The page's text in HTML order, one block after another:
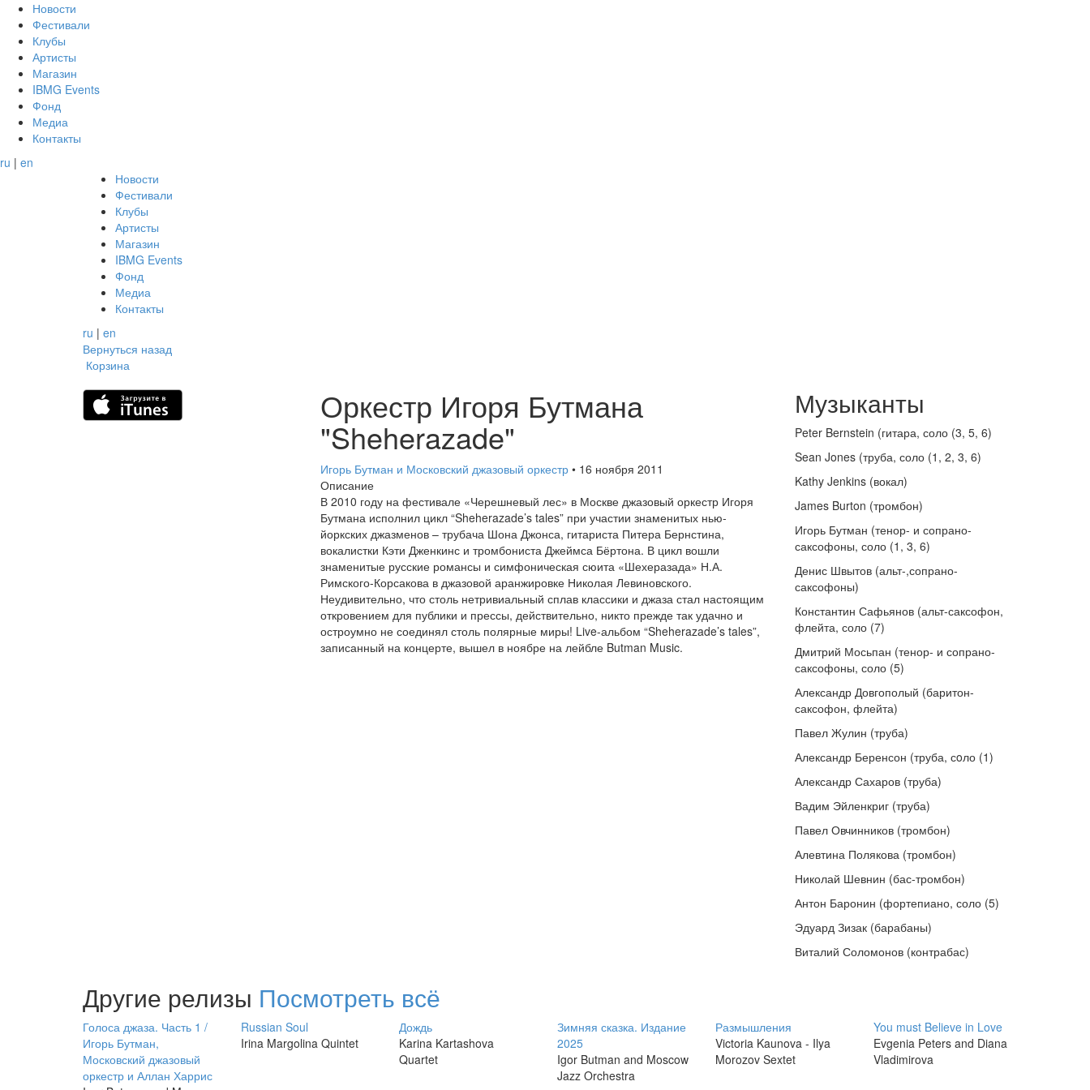
Новости
Фестивали
Клубы
Артисты
Магазин
IBMG Events
Фонд
Медиа
Контакты
ru | en
Новости
Фестивали
Клубы
Артисты
Магазин
IBMG Events
Фонд
Медиа
Контакты
ru | en
Вернуться назад
Корзина
Оркестр Игоря Бутмана
"Sheherazade"
Игорь Бутман и Московский джазовый оркестр• 16 ноября 2011
Описание
В 2010 году на фестивале «Черешневый лес» в Москве джазовый оркестр Игоря
Бутмана исполнил цикл “Sheherazade’s tales” при участии знаменитых нью-
йоркских джазменов – трубача Шона Джонса, гитариста Питера Бернстина,
вокалистки Кэти Дженкинс и тромбониста Джеймса Бёртона. В цикл вошли
знаменитые русские романсы и симфоническая сюита «Шехеразада» Н.А.
Римского-Корсакова в джазовой аранжировке Николая Левиновского.
Неудивительно, что столь нетривиальный сплав классики и джаза стал настоящим
откровением для публики и прессы, действительно, никто прежде так удачно и
остроумно не соединял столь полярные миры! Live-альбом “Sheherazade’s tales”,
записанный на концерте, вышел в ноябре на лейбле Butman Music.
Музыканты
Peter Bernstein (гитара, соло (3, 5, 6)
Sean Jones (труба, соло (1, 2, 3, 6)
Kathy Jenkins (вокал)
James Burton (тромбон)
Игорь Бутман (тенор- и сопрано-
саксофоны, соло (1, 3, 6)
Денис Швытов (альт-,сопрано-
саксофоны)
Константин Сафьянов (альт-саксофон,
флейта, соло (7)
Дмитрий Мосьпан (тенор- и сопрано-
саксофоны, соло (5)
Александр Довгополый (баритон-
саксофон, флейта)
Павел Жулин (труба)
Александр Беренсон (труба, сoло (1)
Александр Сахаров (труба)
Вадим Эйленкриг (труба)
Павел Овчинников (тромбон)
Алевтина Полякова (тромбон)
Николай Шевнин (бас-тромбон)
Антон Баронин (фортепиано, соло (5)
Эдуард Зизак (барабаны)
Виталий Соломонов (контрабас)
Другие релизы Посмотреть всё
Голоса джаза. Часть 1 /
Игорь Бутман,
Московский джазовый
оркестр и Аллан Харрис
Russian Soul
Irina Margolina Quintet
Дождь
Karina Kartashova
Quartet
Зимняя сказка. Издание
2025
Igor Butman and Moscow
Jazz Orchestra
Размышления
Victoria Kaunova - Ilya
Morozov Sextet
You must Believe in Love
Evgenia Peters and Diana
Vladimirova